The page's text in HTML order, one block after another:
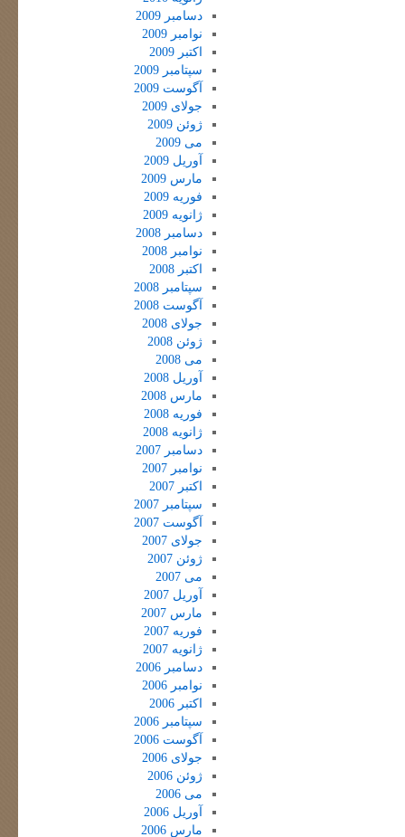
دسامبر 2009
نوامبر 2009
اکتبر 2009
سپتامبر 2009
آگوست 2009
جولای 2009
ژوئن 2009
می 2009
آوریل 2009
مارس 2009
فوریه 2009
ژانویه 2009
دسامبر 2008
نوامبر 2008
اکتبر 2008
سپتامبر 2008
آگوست 2008
جولای 2008
ژوئن 2008
می 2008
آوریل 2008
مارس 2008
فوریه 2008
ژانویه 2008
دسامبر 2007
نوامبر 2007
اکتبر 2007
سپتامبر 2007
آگوست 2007
جولای 2007
ژوئن 2007
می 2007
آوریل 2007
مارس 2007
فوریه 2007
ژانویه 2007
دسامبر 2006
نوامبر 2006
اکتبر 2006
سپتامبر 2006
آگوست 2006
جولای 2006
ژوئن 2006
می 2006
آوریل 2006
مارس 2006